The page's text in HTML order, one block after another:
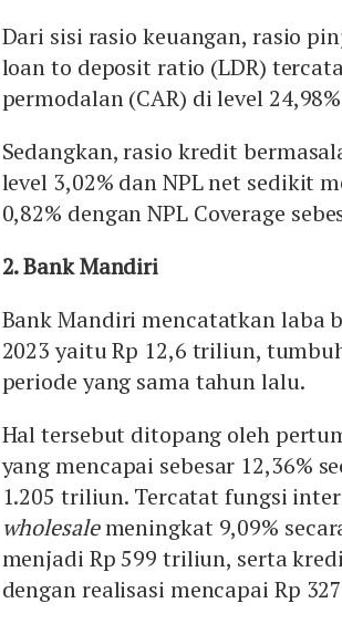
Dari sisi rasio keuangan, rasio
loan to deposit ratio (LDR)
permodalan (CAR) di level
Sedangkan, rasio kredit
level 3,02% dan NPL net sedikit
0,82% dengan NPL Coverage
2. Bank Mandiri
Bank Mandiri mencatatkan laba
2023 yaitu Rp 12,6 triliun,
periode yang sama tahun lalu.
Hal tersebut ditopang oleh
yang mencapai sebesar 12,36%
1.205 triliun. Tercatat fungsi
wholesalemeningkat 9,09%
menjadi Rp 599 triliun, serta
dengan realisasi mencapai Rp